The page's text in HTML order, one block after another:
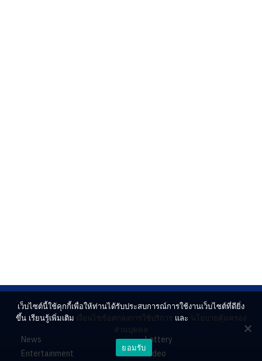
News
Entertainment
Lottery
Video
เว็บไซต์นี้ใช้คุกกี้เพื่อให้ท่านได้รับประสบการณ์การใช้งานเว็บไซต์ที่ดียิ่ง
ขึ้น เรียนรู้เพิ่มเติม เงื่อนไขข้อตกลงการใช้บริการ และ นโยบายคุ้มครอง
ส่วนบุคคล
ยอมรับ